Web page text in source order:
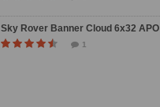
Sky Rover Banner Cloud 6x32 APO
1